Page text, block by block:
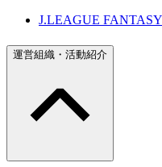
J.LEAGUE
運営組織・活動紹介